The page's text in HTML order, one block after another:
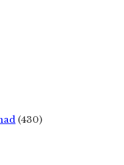
(430)